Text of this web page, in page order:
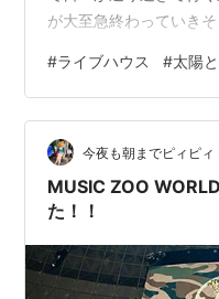
が大至急終わっていき
トも続々決まっていっ
こうと思ったけど盛り
ップ！ まずはこちら！
ラストレーターフクザ
決定！ そう、太陽と虎
や…
#ライブハウス #太陽
今夜も朝までピィピィ
MUSIC ZOO
た！！